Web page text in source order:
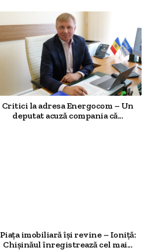
Critici la adresa Energocom – Un
deputat acuză compania că...
Piața imobiliară își revine – Ioniță:
Chișinăul înregistrează cel mai...